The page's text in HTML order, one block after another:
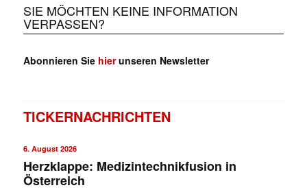
SIE MÖCHTEN KEINE INFORMATION
VERPASSEN?
Abonnieren Sie hierunseren Newsletter
TICKERNACHRICHTEN
6. August 2026
Herzklappe: Medizintechnikfusion in
Österreich